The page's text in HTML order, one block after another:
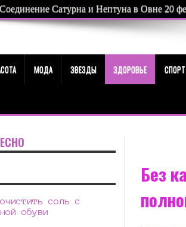
Соединение Сатурна и Нептуна в Овне 20
МОДА ЗВЕЗДЫ ЗДОРОВЬЕ СПОРТ
Без
соль с
обуви